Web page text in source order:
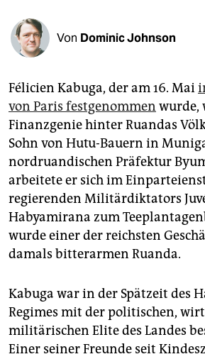
veranstaltungen
shop
unterstützen
abo
genossenschaft
epaper login
Von Dominic Johnson
Félicien Kabuga, der am 16. Mai
von Paris festgenommen wurde,
Finanzgenie hinter Ruandas
Sohn von Hutu-Bauern in
nordruandischen Präfektur
arbeitete er sich im
regierenden Militärdiktators
Habyamirana zum
wurde einer der reichsten
damals bitterarmen Ruanda.
Kabuga war in der Spätzeit des
Regimes mit der politischen,
militärischen Elite des Landes
Einer seiner Freunde seit